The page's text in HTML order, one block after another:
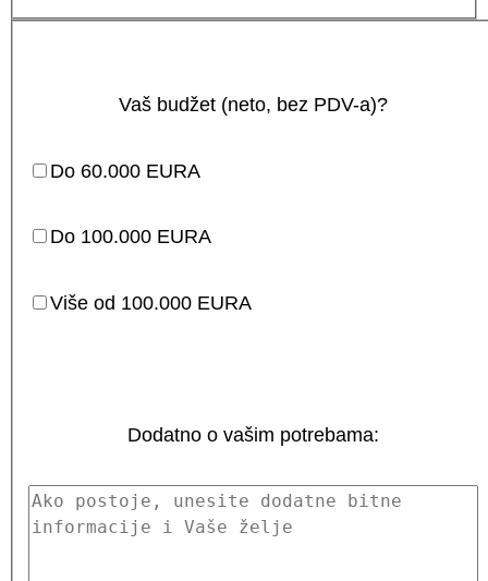
Vaš budžet (neto, bez PDV-a)?
Do 60.000 EURA
Do 100.000 EURA
Više od 100.000 EURA
Dodatno o vašim potrebama: